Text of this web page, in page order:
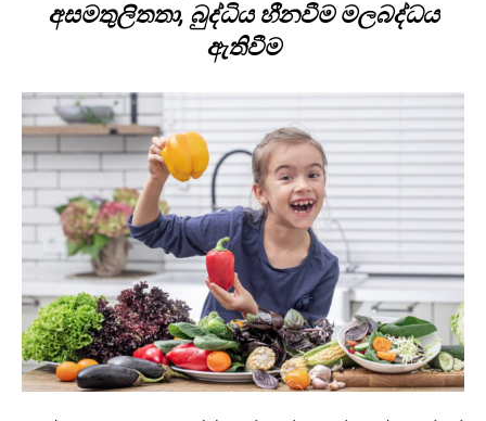
අසමතුලිතතා, බුද්ධිය හීනවීම මලබද්ධය
ඇතිවීම